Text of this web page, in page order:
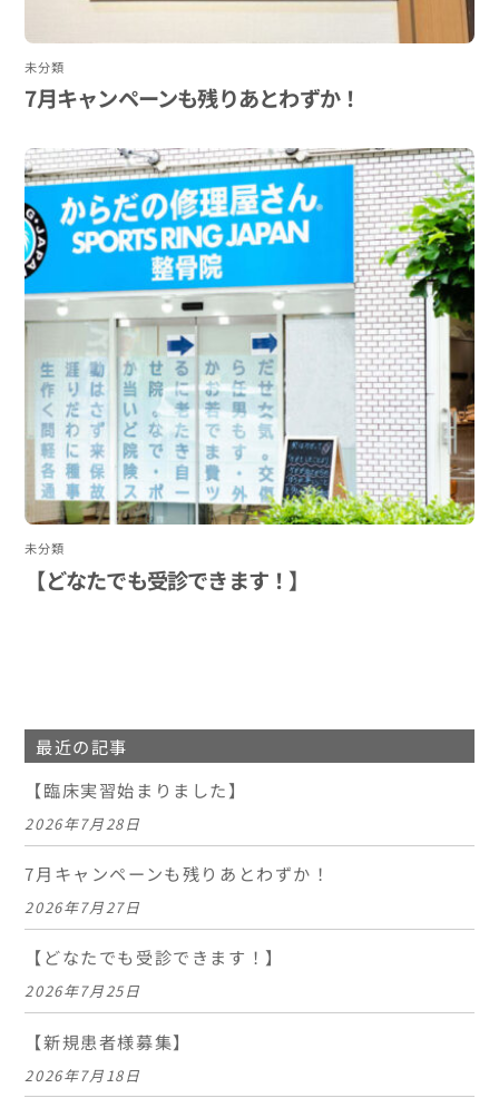
未分類
7月キャンペーンも残りあとわずか！
未分類
【どなたでも受診できます！】
最近の記事
【臨床実習始まりました】
2026年7月28日
7月キャンペーンも残りあとわずか！
2026年7月27日
【どなたでも受診できます！】
2026年7月25日
【新規患者様募集】
2026年7月18日